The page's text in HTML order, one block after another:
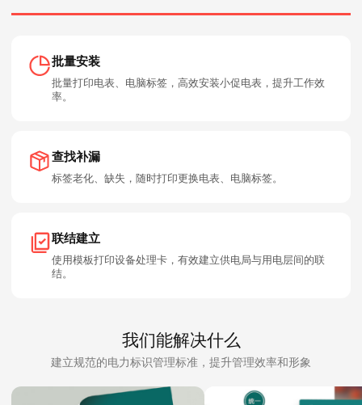
批量安装
批量打印电表、电脑标签，高效安装小促电表，提升工作效
率。
查找补漏
标签老化、缺失，随时打印更换电表、电脑标签。
联结建立
使用模板打印设备处理卡，有效建立供电局与用电层间的联
结。
我们能解决什么
建立规范的电力标识管理标准，提升管理效率和形象